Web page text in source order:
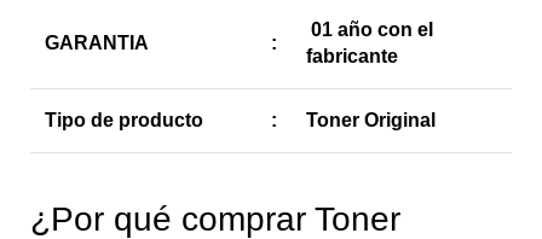
GARANTIA :
01 año con el
fabricante
Tipo de producto : Toner Original
¿Por qué comprar Toner